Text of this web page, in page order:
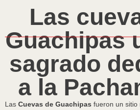
Las
Guachipas
sagrado
a la
Las Cuevas de Guachipas fueron un sitio